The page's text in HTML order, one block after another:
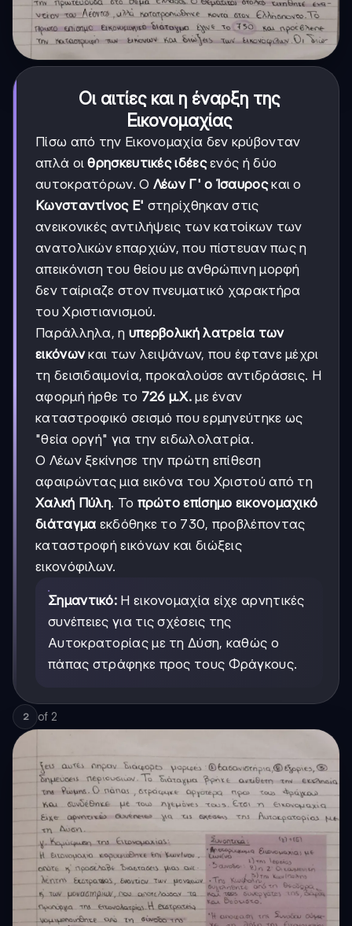
Οι αιτίες και η έναρξη της
Εικονομαχίας
Πίσω από την Εικονομαχία δεν κρύβονταν
απλά οιθρησκευτικές ιδέεςενός ή δύο
αυτοκρατόρων. Ο Λέων Γ' ο Ίσαυροςκαι ο
Κωνσταντίνος Ε' στηρίχθηκαν στις
ανεικονικές αντιλήψεις των κατοίκων των
ανατολικών επαρχιών, που πίστευαν πως η
απεικόνιση του θείου με ανθρώπινη μορφή
δεν ταίριαζε στον πνευματικό χαρακτήρα
του Χριστιανισμού.
Παράλληλα, η υπερβολική λατρεία των
εικόνωνκαι των λειψάνων, που έφτανε μέχρι
τη δεισιδαιμονία, προκαλούσε αντιδράσεις. Η
αφορμή ήρθε το 726 μ.Χ.με έναν
καταστροφικό σεισμό που ερμηνεύτηκε ως
"θεία οργή" για την ειδωλολατρία.
Ο Λέων ξεκίνησε την πρώτη επίθεση
αφαιρώντας μια εικόνα του Χριστού από τη
Χαλκή Πύλη. Το πρώτο επίσημο εικονομαχικό
διάταγμα εκδόθηκε το 730, προβλέποντας
καταστροφή εικόνων και διώξεις
εικονόφιλων.
Σημαντικό: Η εικονομαχία είχε αρνητικές
συνέπειες για τις σχέσεις της
Αυτοκρατορίας με τη Δύση, καθώς ο
πάπας στράφηκε προς τους Φράγκους.
2 of 2